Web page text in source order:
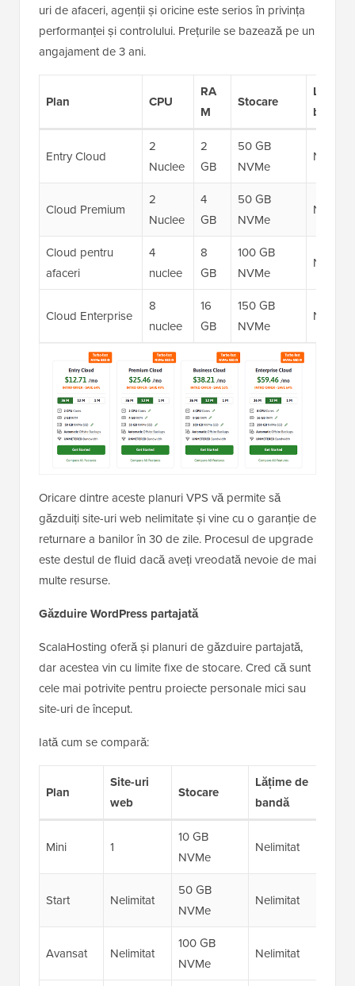
uri de afaceri, agenții și oricine este serios în privința
performanței și controlului. Prețurile se bazează pe un
angajament de 3 ani.
Plan CPU
RA
M
Stocare
Lățime
bandă
Entry Cloud
2
Nuclee
2
GB
50 GB
NVMe
Cloud Premium
2
Nuclee
4
GB
50 GB
NVMe
Cloud pentru
afaceri
4
nuclee
8
GB
100 GB
NVMe
Cloud Enterprise
8
nuclee
16
GB
150 GB
NVMe
Oricare dintre aceste planuri VPS vă permite să
găzduiți site-uri web nelimitate și vine cu o garanție de
returnare a banilor în 30 de zile. Procesul de upgrade
este destul de fluid dacă aveți vreodată nevoie de mai
multe resurse.
Găzduire WordPress partajată
ScalaHosting oferă și planuri de găzduire partajată,
dar acestea vin cu limite fixe de stocare. Cred că sunt
cele mai potrivite pentru proiecte personale mici sau
site-uri de început.
Iată cum se compară:
Plan
Site-uri
web
Stocare
Lățime de
bandă
Mini 1
10 GB
NVMe
Nelimitat
Start Nelimitat
50 GB
NVMe
Nelimitat
Avansat Nelimitat
100 GB
NVMe
Nelimitat